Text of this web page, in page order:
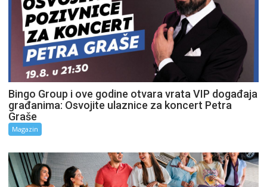
Bingo Group i ove godine otvara vrata VIP događaja
građanima: Osvojite ulaznice za koncert Petra
Graše
Magazin